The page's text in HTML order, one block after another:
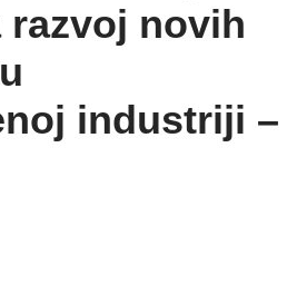
razvoj novih
industriji –